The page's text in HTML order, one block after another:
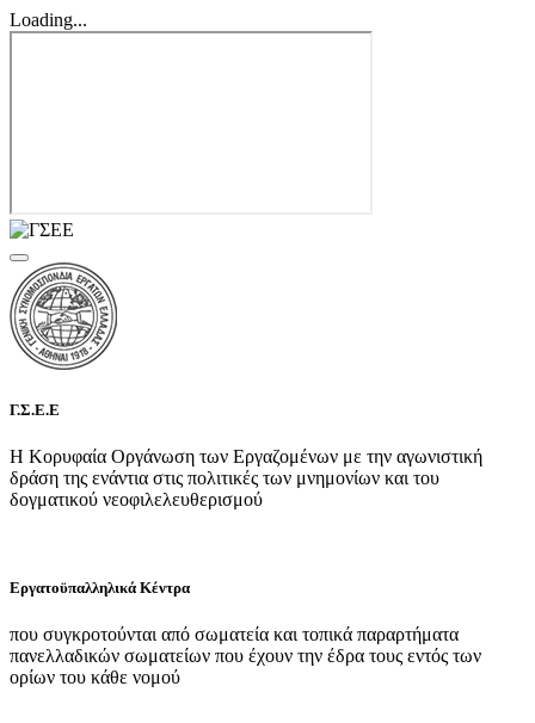
Loading...
Γ.Σ.Ε.Ε
Η Κορυφαία Οργάνωση των Εργαζομένων με την αγωνιστική
δράση της ενάντια στις πολιτικές των μνημονίων και του
δογματικού νεοφιλελευθερισμού
Εργατοϋπαλληλικά Κέντρα
που συγκροτούνται από σωματεία και τοπικά παραρτήματα
πανελλαδικών σωματείων που έχουν την έδρα τους εντός των
ορίων του κάθε νομού